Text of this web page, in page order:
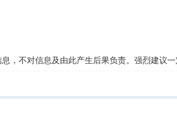
，不对信息及由此产生后果负责。强烈建议一